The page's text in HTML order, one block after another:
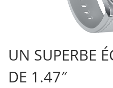
UN SUPERBE
DE 1.47″